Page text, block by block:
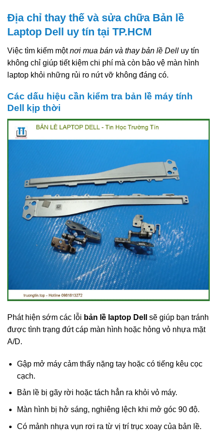
Địa chỉ thay thế và sửa chữa Bản lề
Laptop Dell uy tín tại TP.HCM
Việc tìm kiếm mộtnơi mua bán và thay bản lề Dell uy tín
không chỉ giúp tiết kiệm chi phí mà còn bảo vệ màn hình
laptop khỏi những rủi ro nứt vỡ không đáng có.
Các dấu hiệu cần kiểm tra bản lề máy tính
Dell kịp thời
Phát hiện sớm các lỗi bản lề laptop Dell
sẽ giúp bạn tránh
được tình trạng đứt cáp màn hình hoặc hỏng vỏ nhựa mặt
A/D.
Gập mở máy cảm thấy nặng tay hoặc có tiếng kêu cọc
cạch.
Bản lề bị gãy rời hoặc tách hẳn ra khỏi vỏ máy.
Màn hình bị hở sáng, nghiêng lệch khi mở góc 90 độ.
Có mảnh nhựa vụn rơi ra từ vị trí trục xoay của bản lề.